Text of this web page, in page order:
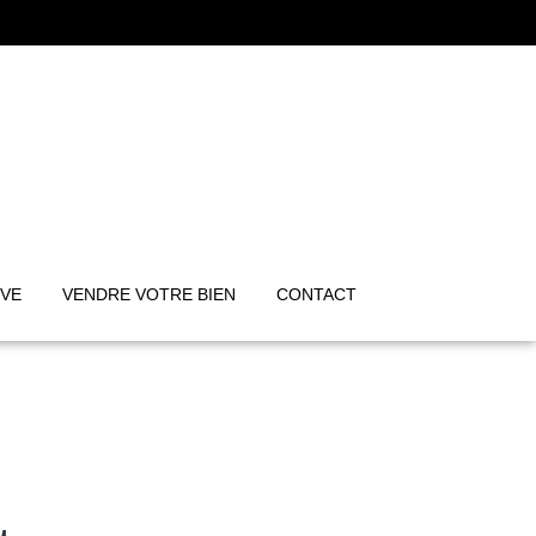
VENDRE VOTRE BIEN CONTACT